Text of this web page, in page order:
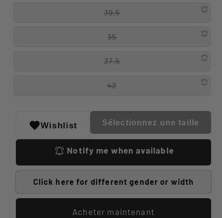
39.5
35
37.5
42
Wishlist Sélectionnez une taille
Notify me when available
Click here for different gender or width
Acheter maintenant